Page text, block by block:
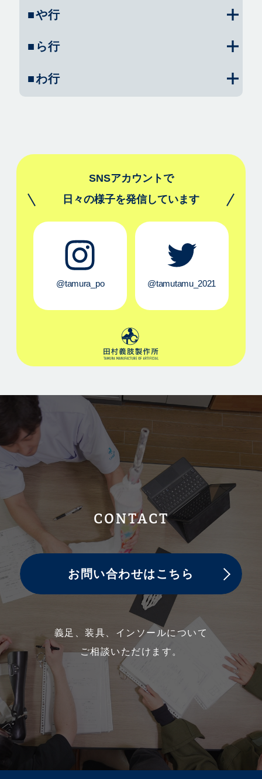
■や行
■ら行
■わ行
SNSアカウントで
日々の様子を発信しています
@tamura_po @tamutamu_2021
CONTACT
お問い合わせはこちら
義足、装具、インソールについて
ご相談いただけます。